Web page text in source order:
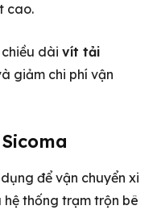
cao.
dài vít tải
giảm chi phí vận
để vận chuyển xi
thống trạm trộn bê